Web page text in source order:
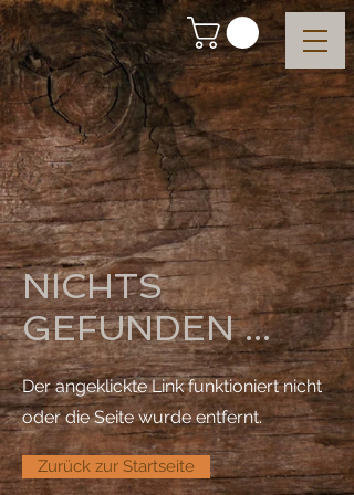
NICHTS
GEFUNDEN ...
Der angeklickte Link funktioniert nicht
oder die Seite wurde entfernt.
Zurück zur Startseite